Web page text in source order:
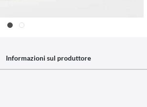
Informazioni sul produttore